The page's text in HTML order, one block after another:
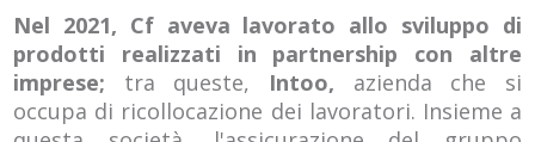
Nel 2021, Cf aveva lavorato allo sviluppo di
prodotti realizzati in partnership con altre
imprese; tra queste, Intoo, azienda che si
occupa di ricollocazione dei lavoratori. Insieme a